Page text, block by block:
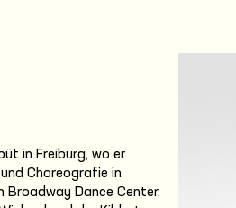
in Freiburg, wo er
Choreografie in
Broadway Dance Center,